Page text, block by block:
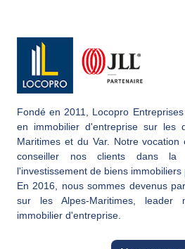
Fondé en 2011, Locopro
en immobilier d'entreprise sur les
Maritimes et du Var. Notre
conseiller nos clients dans
l'investissement de biens immobiliers
En 2016, nous sommes devenus
sur les Alpes-Maritimes, leader
immobilier d'entreprise.